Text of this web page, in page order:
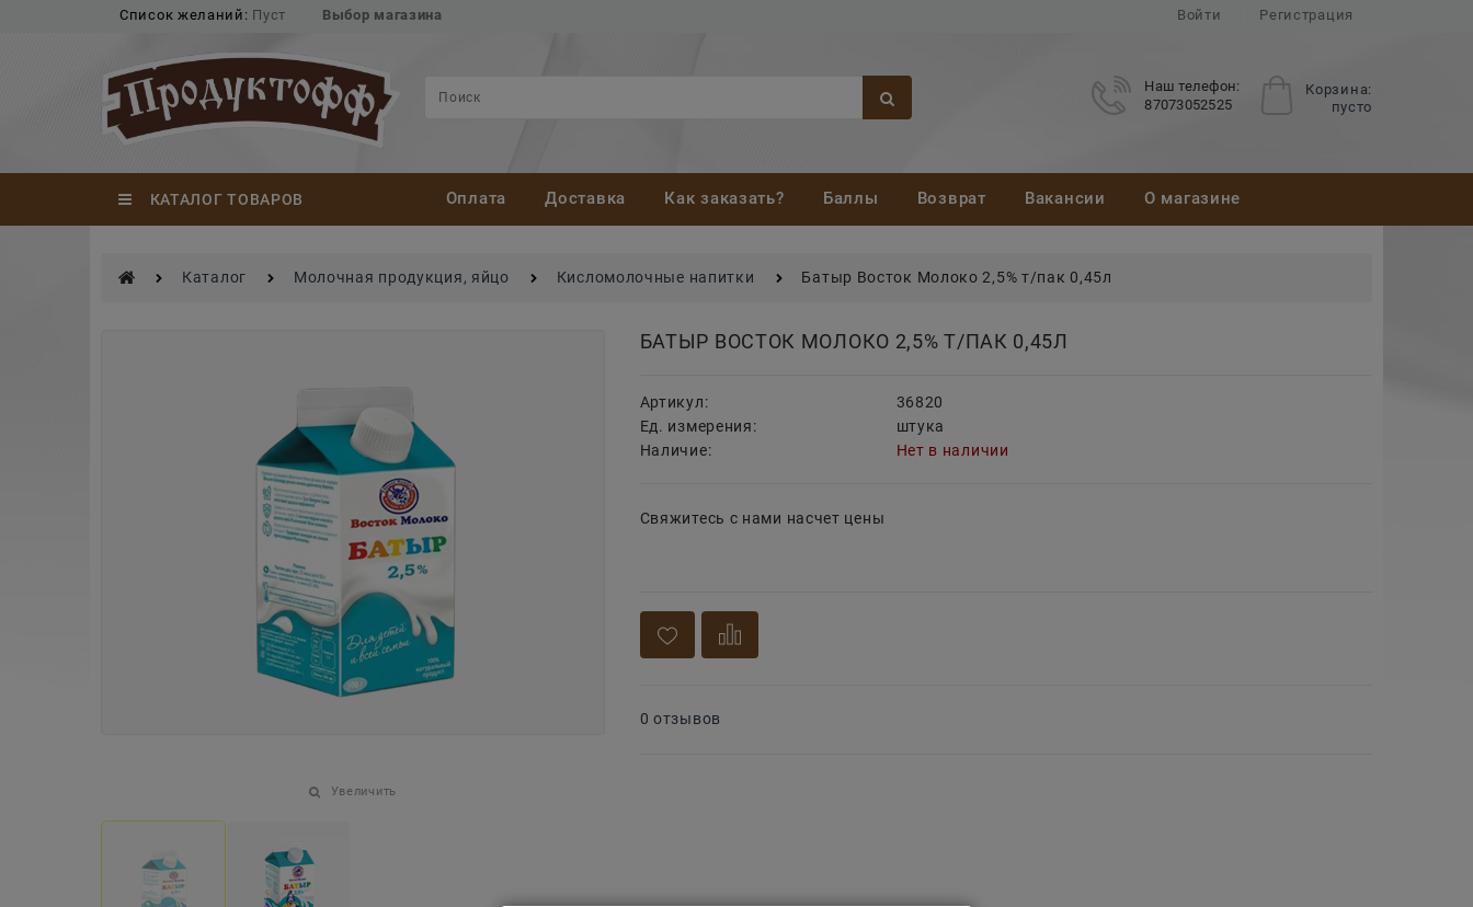
Список желаний: Пуст Выбор магазина Войти Регистрация
Корзина:
пусто
Наш телефон:
87073052525
КАТАЛОГ ТОВАРОВ Оплата Доставка Как заказать? Баллы Возврат Вакансии О магазине
Каталог Молочная продукция, яйцо Кисломолочные напитки Батыр Восток Молоко 2,5% т/пак 0,45л
Увеличить
БАТЫР ВОСТОК МОЛОКО 2,5% Т/ПАК 0,45Л
Артикул:
36820
Ед. измерения:
штука
Наличие:
Нет в наличии
Свяжитесь с нами насчет цены
0 отзывов